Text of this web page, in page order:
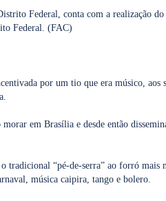
Federal, conta com a realização
Federal. (FAC)
por um tio que era músico, aos
em Brasília e desde então
tradicional “pé-de-serra” ao forró
música caipira, tango e bolero.